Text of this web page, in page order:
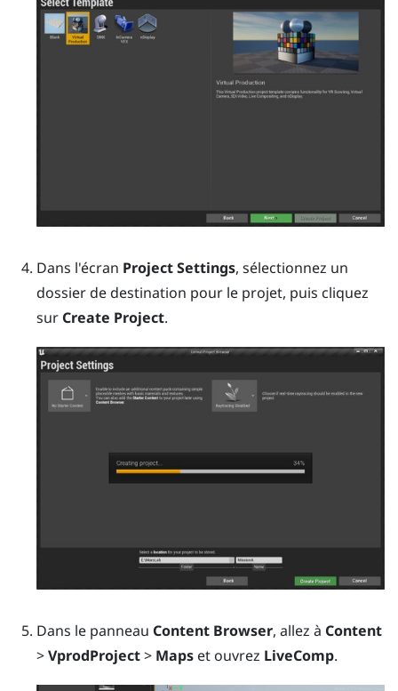
Dans l'écran Project Settings, sélectionnez un
dossier de destination pour le projet, puis cliquez
sur Create Project.
Dans le panneau Content Browser, allez à Content
>VprodProject> Mapset ouvrez LiveComp.